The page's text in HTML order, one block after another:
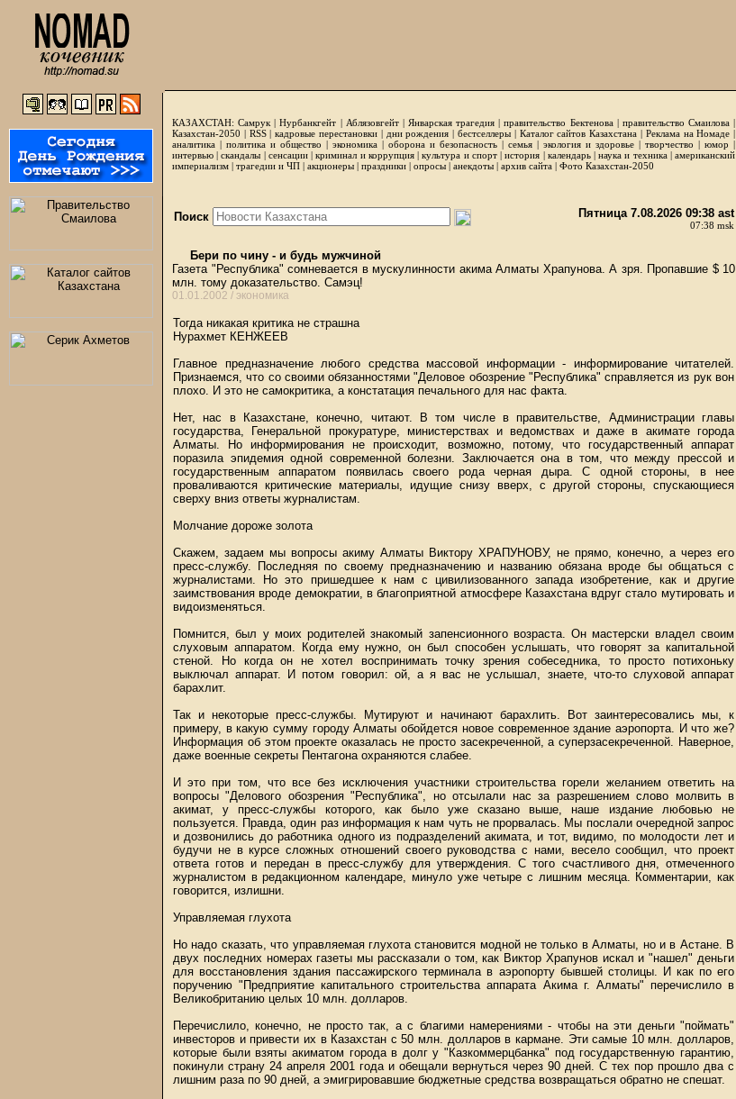
КАЗАХСТАН: Самрук |Нурбанкгейт | Аблязовгейт| Январская трагедия |правительство Бектенова| правительство Смаилова|
Казахстан-2050 | RSS|кадровые перестановки| дни рождения | бестселлеры| Каталог сайтов Казахстана | Реклама на Номаде |
аналитика | политика и общество | экономика | оборона и безопасность | семья | экология и здоровье | творчество | юмор |
интервью |скандалы | сенсации|криминал и коррупция|культура и спорт|история | календарь|наука и техника|американский
империализм | трагедии и ЧП | акционеры | праздники | опросы | анекдоты | архив сайта | Фото Казахстан-2050
Поиск Пятница 7.08.2026 09:38 ast
07:38 msk
Бери по чину - и будь мужчиной
Газета "Республика" сомневается в мускулинности акима Алматы Храпунова. А зря. Пропавшие $ 10
млн. тому доказательство. Самэц!
01.01.2002 / экономика
Тогда никакая критика не страшна
Нурахмет КЕНЖЕЕВ
Главное предназначение любого средства массовой информации - информирование читателей.
Признаемся, что со своими обязанностями "Деловое обозрение "Республика" справляется из рук вон
плохо. И это не самокритика, а констатация печального для нас факта.
Нет, нас в Казахстане, конечно, читают. В том числе в правительстве, Администрации главы
государства, Генеральной прокуратуре, министерствах и ведомствах и даже в акимате города
Алматы. Но информирования не происходит, возможно, потому, что государственный аппарат
поразила эпидемия одной современной болезни. Заключается она в том, что между прессой и
государственным аппаратом появилась своего рода черная дыра. С одной стороны, в нее
проваливаются критические материалы, идущие снизу вверх, с другой стороны, спускающиеся
сверху вниз ответы журналистам.
Молчание дороже золота
Скажем, задаем мы вопросы акиму Алматы Виктору ХРАПУНОВУ, не прямо, конечно, а через его
пресс-службу. Последняя по своему предназначению и названию обязана вроде бы общаться с
журналистами. Но это пришедшее к нам с цивилизованного запада изобретение, как и другие
заимствования вроде демократии, в благоприятной атмосфере Казахстана вдруг стало мутировать и
видоизменяться.
Помнится, был у моих родителей знакомый запенсионного возраста. Он мастерски владел своим
слуховым аппаратом. Когда ему нужно, он был способен услышать, что говорят за капитальной
стеной. Но когда он не хотел воспринимать точку зрения собеседника, то просто потихоньку
выключал аппарат. И потом говорил: ой, а я вас не услышал, знаете, что-то слуховой аппарат
барахлит.
Так и некоторые пресс-службы. Мутируют и начинают барахлить. Вот заинтересовались мы, к
примеру, в какую сумму городу Алматы обойдется новое современное здание аэропорта. И что же?
Информация об этом проекте оказалась не просто засекреченной, а суперзасекреченной. Наверное,
даже военные секреты Пентагона охраняются слабее.
И это при том, что все без исключения участники строительства горели желанием ответить на
вопросы "Делового обозрения "Республика", но отсылали нас за разрешением слово молвить в
акимат, у пресс-службы которого, как было уже сказано выше, наше издание любовью не
пользуется. Правда, один раз информация к нам чуть не прорвалась. Мы послали очередной запрос
и дозвонились до работника одного из подразделений акимата, и тот, видимо, по молодости лет и
будучи не в курсе сложных отношений своего руководства с нами, весело сообщил, что проект
ответа готов и передан в пресс-службу для утверждения. С того счастливого дня, отмеченного
журналистом в редакционном календаре, минуло уже четыре с лишним месяца. Комментарии, как
говорится, излишни.
Управляемая глухота
Но надо сказать, что управляемая глухота становится модной не только в Алматы, но и в Астане. В
двух последних номерах газеты мы рассказали о том, как Виктор Храпунов искал и "нашел" деньги
для восстановления здания пассажирского терминала в аэропорту бывшей столицы. И как по его
поручению "Предприятие капитального строительства аппарата Акима г. Алматы" перечислило в
Великобританию целых 10 млн. долларов.
Перечислило, конечно, не просто так, а с благими намерениями - чтобы на эти деньги "поймать"
инвесторов и привести их в Казахстан с 50 млн. долларов в кармане. Эти самые 10 млн. долларов,
которые были взяты акиматом города в долг у "Казкоммерцбанка" под государственную гарантию,
покинули страну 24 апреля 2001 года и обещали вернуться через 90 дней. С тех пор прошло два с
лишним раза по 90 дней, а эмигрировавшие бюджетные средства возвращаться обратно не спешат.